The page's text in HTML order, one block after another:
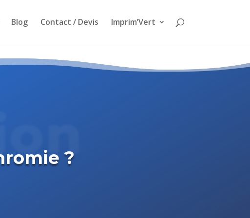
Blog Contact / Devis Imprim’Vert
?